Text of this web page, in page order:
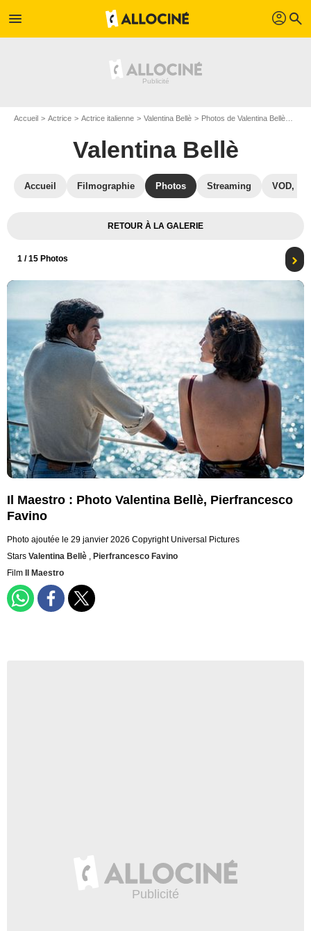
menu profil search
Accueil Actrice Actrice italienne Valentina Bellè Photos de Valentina Bellè
Valentina Bellè
Accueil Filmographie Photos Streaming VOD,
RETOUR À LA GALERIE
1 / 15 Photos
Il Maestro : Photo Valentina Bellè, Pierfrancesco
Favino
Photo ajoutée le 29 janvier 2026 Copyright Universal Pictures
Stars Valentina Bellè , Pierfrancesco Favino
Film
Il Maestro